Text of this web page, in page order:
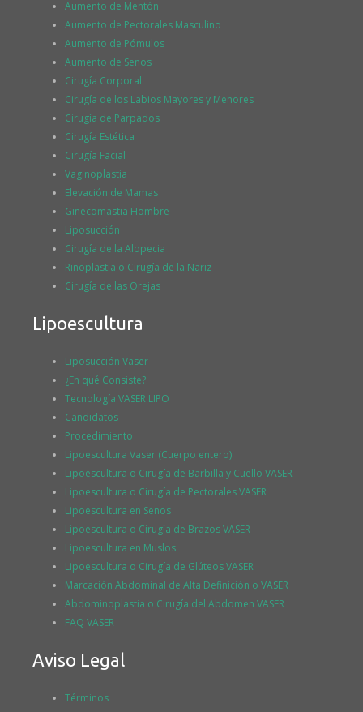
Aumento de Mentón
Aumento de Pectorales Masculino
Aumento de Pómulos
Aumento de Senos
Cirugía Corporal
Cirugía de los Labios Mayores y Menores
Cirugía de Parpados
Cirugía Estética
Cirugía Facial
Vaginoplastia
Elevación de Mamas
Ginecomastia Hombre
Liposucción
Cirugía de la Alopecia
Rinoplastia o Cirugía de la Nariz
Cirugía de las Orejas
Lipoescultura
Liposucción Vaser
¿En qué Consiste?
Tecnología VASER LIPO
Candidatos
Procedimiento
Lipoescultura Vaser (Cuerpo entero)
Lipoescultura o Cirugía de Barbilla y Cuello VASER
Lipoescultura o Cirugía de Pectorales VASER
Lipoescultura en Senos
Lipoescultura o Cirugía de Brazos VASER
Lipoescultura en Muslos
Lipoescultura o Cirugía de Glúteos VASER
Marcación Abdominal de Alta Definición o VASER
Abdominoplastia o Cirugía del Abdomen VASER
FAQ VASER
Aviso Legal
Términos